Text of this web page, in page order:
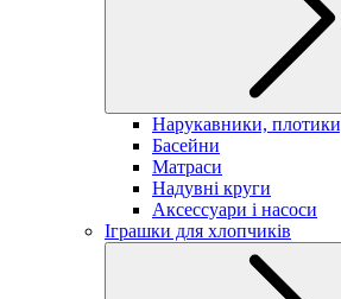
Нарукавники,
Басейни
Матраси
Надувні круги
Аксессуари і насоси
Іграшки для хлопчиків